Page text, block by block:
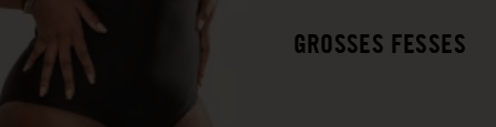
GROSSES FESSES